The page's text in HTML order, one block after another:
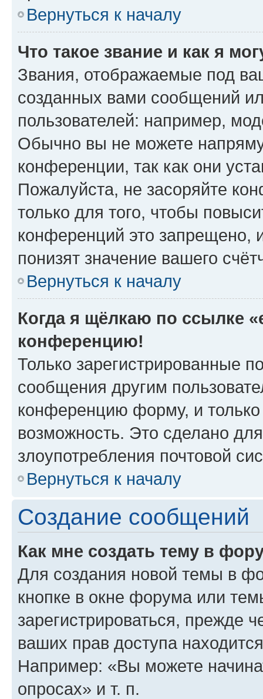
Вернуться к началу
Что такое звание и как я
Звания, отображаемые под
созданных вами сообщений
пользователей: например,
Обычно вы не можете
конференции, так как они
Пожалуйста, не засоряйте
только для того, чтобы
конференций это запрещено,
понизят значение вашего
Вернуться к началу
Когда я щёлкаю по ссылке
конференцию!
Только зарегистрированные
сообщения другим
конференцию форму, и
возможность. Это сделано
злоупотребления почтовой
Вернуться к началу
Создание сообщений
Как мне создать тему в
Для создания новой темы в
кнопке в окне форума или
зарегистрироваться, прежде
ваших прав доступа
Например: «Вы можете
опросах» и т. п.